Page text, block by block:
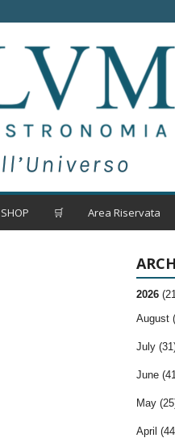
SHOP 🛒 Area Riservata
2026
August
July
June
May
April